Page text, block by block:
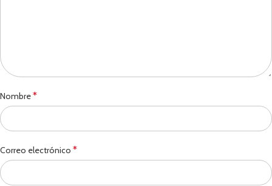
Nombre*
Correo electrónico *